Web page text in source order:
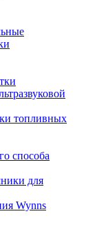
топливных
способа
для
Wynns